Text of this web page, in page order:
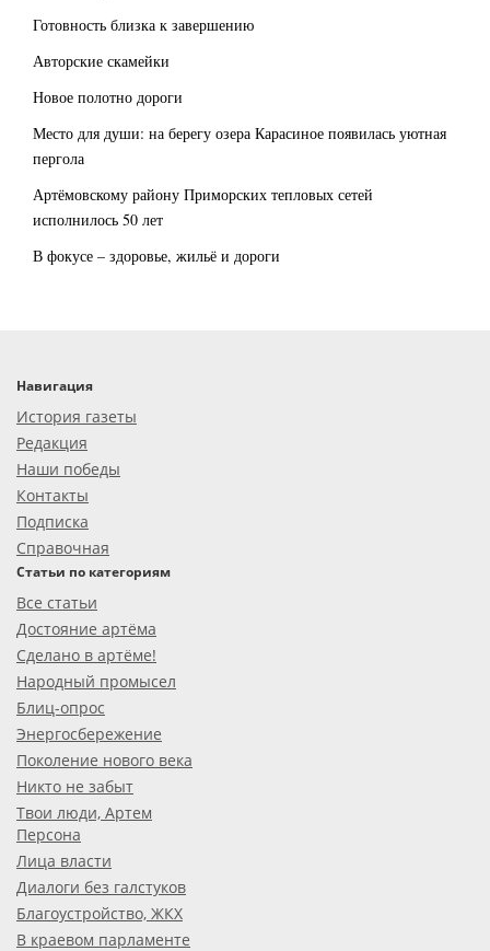
Готовность близка к завершению
Авторские скамейки
Новое полотно дороги
Место для души: на берегу озера Карасиное появилась уютная
пергола
Артёмовскому району Приморских тепловых сетей
исполнилось 50 лет
В фокусе – здоровье, жильё и дороги
Навигация
История газеты
Редакция
Наши победы
Контакты
Подписка
Справочная
Статьи по категориям
Все статьи
Достояние артёма
Сделано в артёме!
Народный промысел
Блиц-опрос
Энергосбережение
Поколение нового века
Никто не забыт
Твои люди, Артем
Персона
Лица власти
Диалоги без галстуков
Благоустройство, ЖКХ
В краевом парламенте